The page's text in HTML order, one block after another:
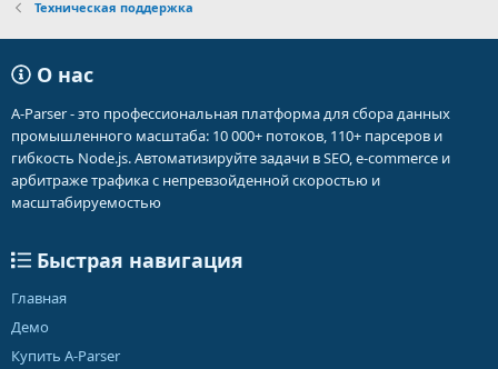
Техническая поддержка
О нас
A-Parser - это профессиональная платформа для сбора данных
промышленного масштаба: 10 000+ потоков, 110+ парсеров и
гибкость Node.js. Автоматизируйте задачи в SEO, e-commerce и
арбитраже трафика с непревзойденной скоростью и
масштабируемостью
Быстрая навигация
Главная
Демо
Купить A-Parser